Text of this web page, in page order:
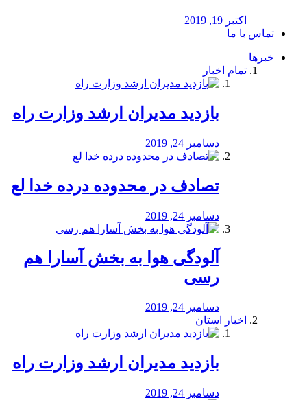
اکتبر 19, 2019
تماس با ما
خبرها
تمام اخبار
بازدید مدیران ارشد وزارت راه
دسامبر 24, 2019
تصادف در محدوده درده خدا لع
دسامبر 24, 2019
آلودگی هوا به بخش آسارا هم
رسی
دسامبر 24, 2019
اخبار استان
بازدید مدیران ارشد وزارت راه
دسامبر 24, 2019